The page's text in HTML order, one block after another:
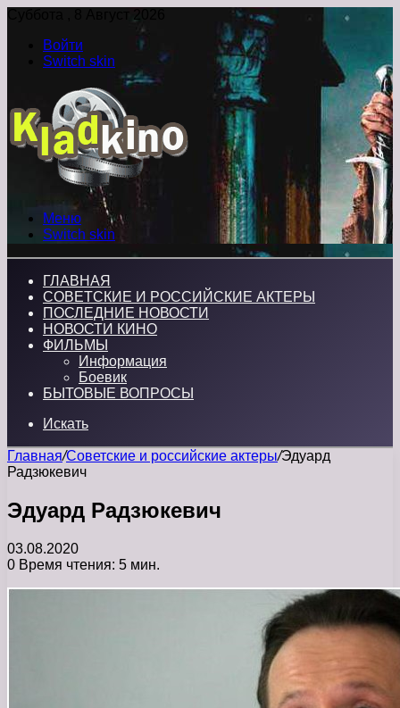
Суббота , 8 Август 2026
Войти
Switch skin
Меню
Switch skin
ГЛАВНАЯ
СОВЕТСКИЕ И РОССИЙСКИЕ АКТЕРЫ
ПОСЛЕДНИЕ НОВОСТИ
НОВОСТИ КИНО
ФИЛЬМЫ
Информация
Боевик
БЫТОВЫЕ ВОПРОСЫ
Искать
Главная/Советские и российские актеры/Эдуард
Радзюкевич
Эдуард Радзюкевич
03.08.2020
0 Время чтения: 5 мин.